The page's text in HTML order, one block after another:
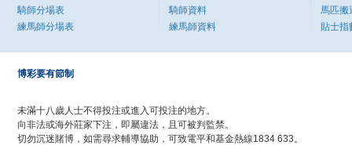
騎師分場表
練馬師分場表
騎師資料
練馬師資料
馬匹搬
貼士指
博彩要有節制
未滿十八歲人士不得投注或進入可投注的地方。
向非法或海外莊家下注，即屬違法，且可被判監禁。
切勿沉迷賭博，如需尋求輔導協助，可致電平和基金熱線1834 633。